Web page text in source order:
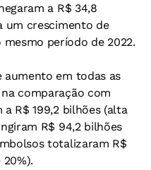
a R$ 34,8
um crescimento de
período de 2022.
aumento em todas as
comparação com
R$ 199,2 bilhões (alta
R$ 94,2 bilhões
totalizaram R$